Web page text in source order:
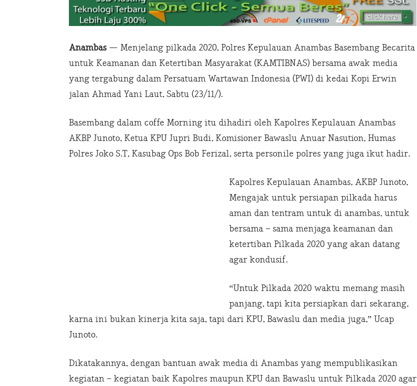
Anambas— Menjelang pilkada 2020, Polres Kepulauan Anambas Basembang Becarita
untuk Keamanan dan Ketertiban Masyarakat (KAMTIBNAS) bersama awak media
yang tergabung dalam Persatuam Wartawan Indonesia (PWI) di kedai Kopi Erwin
jalan Ahmad Yani Laut, Sabtu (23/11/).
Basembang dalam coffe Morning itu dihadiri oleh Kapolres Kepulauan Anambas
AKBP Junoto, Ketua KPU Jupri Budi, Komisioner Bawaslu Anuar Nasution, Humas
Polres Joko S.T, Kasubag Ops Bob Ferizal, serta personile polres yang juga ikut hadir.
Kapolres Kepulauan Anambas, AKBP Junoto,
Mengajak untuk persiapan pilkada harus
aman dan tentram untuk di anambas, untuk
bersama – sama menjaga keamanan dan
ketertiban Pilkada 2020 yang akan datang
agar kondusif.
“Untuk Pilkada 2020 waktu memang masih
panjang, tapi kita persiapkan dari sekarang,
karna ini bukan kinerja kita saja, tapi dari KPU, Bawaslu dan media juga,” Ucap
Junoto.
Dikatakannya, dengan bantuan awak media di Anambas yang mempublikasikan
kegiatan – kegiatan baik Kapolres maupun KPU dan Bawaslu untuk Pilkada 2020 agar